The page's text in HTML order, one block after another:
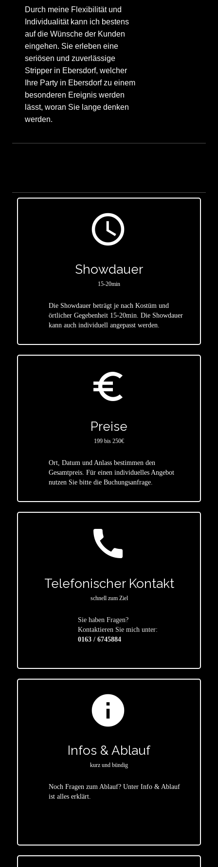
Durch meine Flexibilität und
Individualität kann ich bestens
auf die Wünsche der Kunden
eingehen. Sie erleben eine
seriösen und zuverlässige
Stripper in Ebersdorf, welcher
Ihre Party in Ebersdorf zu einem
besonderen Ereignis werden
lässt, woran Sie lange denken
werden.
access_time
Showdauer
15-20min
Die Showdauer beträgt je nach Kostüm und
örtlicher Gegebenheit 15-20min. Die Showdauer
kann auch individuell angepasst werden.
euro_symbol
Preise
199 bis 250€
Ort, Datum und Anlass bestimmen den
Gesamtpreis. Für einen individuelles Angebot
nutzen Sie bitte die Buchungsanfrage.
call
Telefonischer Kontakt
schnell zum Ziel
Sie haben Fragen?
Kontaktieren Sie mich unter:
0163 / 6745884
info
Infos & Ablauf
kurz und bündig
Noch Fragen zum Ablauf? Unter Info & Ablauf
ist alles erklärt.